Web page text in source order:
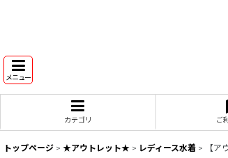
メニュー
カテゴリ ご
トップページ > ★アウトレット★ > レディース水着 > 【